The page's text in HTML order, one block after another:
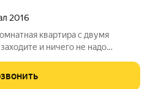
2016
квартира с двумя
и ничего не надо
(окна на две стороны, вид во